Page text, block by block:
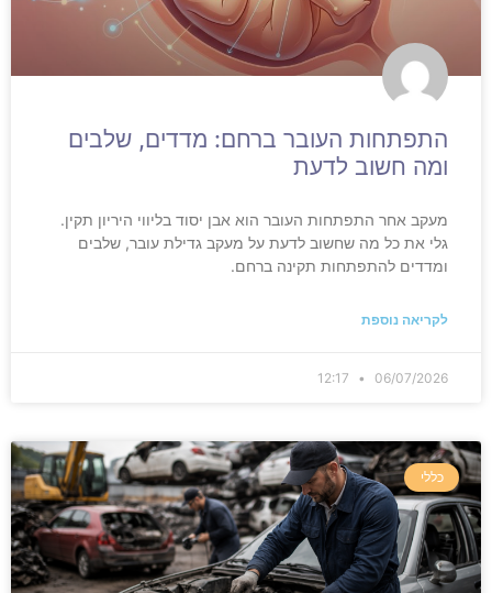
התפתחות העובר ברחם: מדדים, שלבים
ומה חשוב לדעת
מעקב אחר התפתחות העובר הוא אבן יסוד בליווי היריון תקין.
גלי את כל מה שחשוב לדעת על מעקב גדילת עובר, שלבים
ומדדים להתפתחות תקינה ברחם.
לקריאה נוספת
06/07/2026
כללי